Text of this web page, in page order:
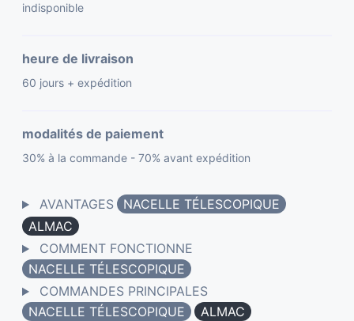
indisponible
heure de livraison
60 jours + expédition
modalités de paiement
30% à la commande - 70% avant expédition
AVANTAGES
NACELLE TÉLESCOPIQUE
ALMAC
COMMENT FONCTIONNE
NACELLE TÉLESCOPIQUE
COMMANDES PRINCIPALES
NACELLE TÉLESCOPIQUE
ALMAC